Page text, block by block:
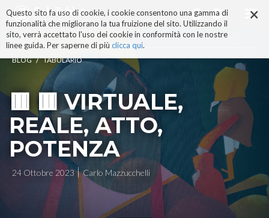
×
Questo sito fa uso di cookie, i cookie consentono una gamma di
funzionalità che migliorano la tua fruizione del sito. Utilizzando il
sito, verrà accettato l'uso dei cookie in conformità con le nostre
linee guida. Per saperne di più clicca qui.
ai
contenuti.
|
alla
navigazione
BLOG / TABULARIO
🟥 🟥 VIRTUALE,
REALE, ATTO,
POTENZA
24 Ottobre 2023 Carlo Mazzucchelli